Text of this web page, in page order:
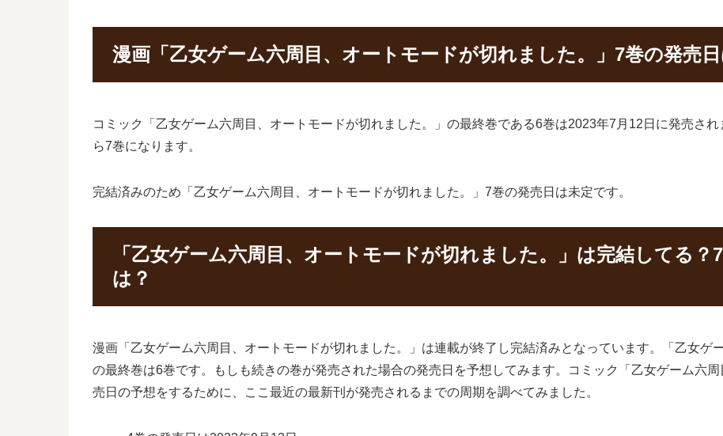
漫画「乙女ゲーム六周目、オートモードが切れました。」7巻の発売
コミック「乙女ゲーム六周目、オートモードが切れました。」の最終巻である6巻は2023年7月12日に発売さ
ら7巻になります。
完結済みのため「乙女ゲーム六周目、オートモードが切れました。」7巻の発売日は未定です。
「乙女ゲーム六周目、オートモードが切れました。」は完結してる？
は？
漫画「乙女ゲーム六周目、オートモードが切れました。」は連載が終了し完結済みとなっています。「乙女ゲ
の最終巻は6巻です。もしも続きの巻が発売された場合の発売日を予想してみます。コミック「乙女ゲーム六
売日の予想をするために、ここ最近の最新刊が発売されるまでの周期を調べてみました。